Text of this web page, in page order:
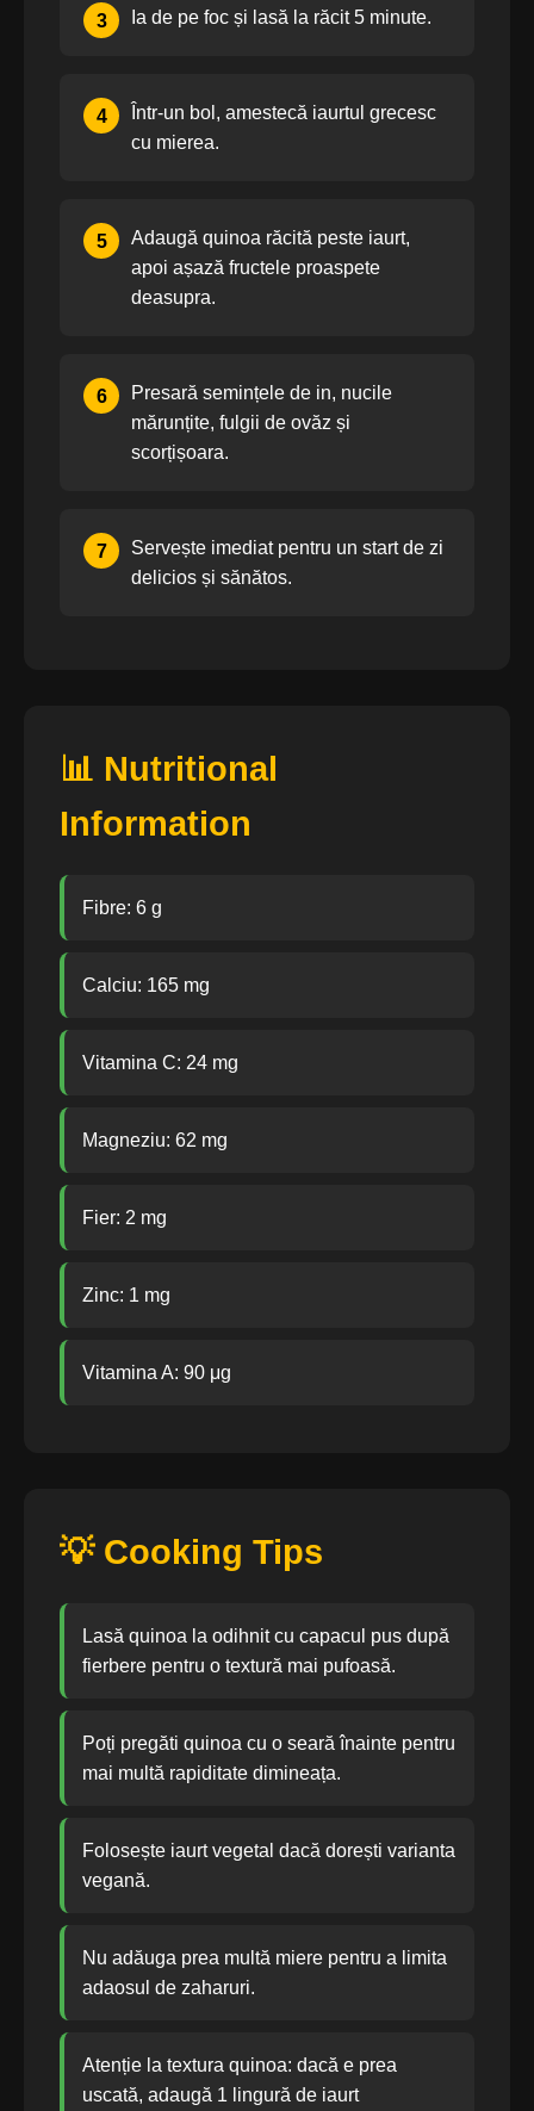
3 Ia de pe foc și lasă la răcit 5 minute.
4
Într-un bol, amestecă iaurtul grecesc
cu mierea.
5
Adaugă quinoa răcită peste iaurt,
apoi așază fructele proaspete
deasupra.
6
Presară semințele de in, nucile
mărunțite, fulgii de ovăz și
scorțișoara.
7
Servește imediat pentru un start de zi
delicios și sănătos.
📊 Nutritional
Information
Fibre: 6 g
Calciu: 165 mg
Vitamina C: 24 mg
Magneziu: 62 mg
Fier: 2 mg
Zinc: 1 mg
Vitamina A: 90 μg
💡 Cooking Tips
Lasă quinoa la odihnit cu capacul pus după
fierbere pentru o textură mai pufoasă.
Poți pregăti quinoa cu o seară înainte pentru
mai multă rapiditate dimineața.
Folosește iaurt vegetal dacă dorești varianta
vegană.
Nu adăuga prea multă miere pentru a limita
adaosul de zaharuri.
Atenție la textura quinoa: dacă e prea
uscată, adaugă 1 lingură de iaurt